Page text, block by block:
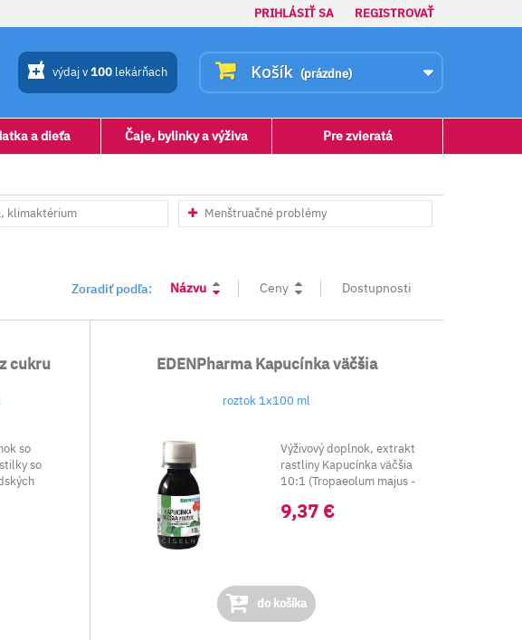
PRIHLÁSIŤ SA REGISTROVAŤ
Košík (prázdne)
výdaj v100 lekárňach
a dieťa Čaje, bylinky a výživa Pre zvieratá
klimaktérium Menštruačné problémy
Zoradiť podľa: Názvu Ceny Dostupnosti
cukru
so
so
EDENPharma Kapucínka väčšia
roztok 1x100 ml
Výživový doplnok, extrakt
rastliny Kapucínka väčšia
10:1 (Tropaeolum majus -
9,37 €
do košíka